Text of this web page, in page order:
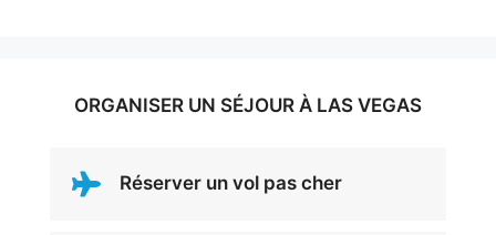
ORGANISER UN SÉJOUR À LAS VEGAS
Réserver un vol pas cher